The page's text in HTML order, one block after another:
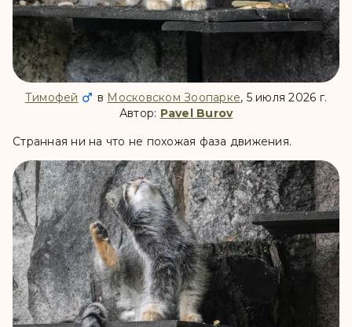
Тимофей в Московском Зоопарке, 5 июля 2026 г.
Автор: Pavel Burov
Странная ни на что не похожая фаза движения.